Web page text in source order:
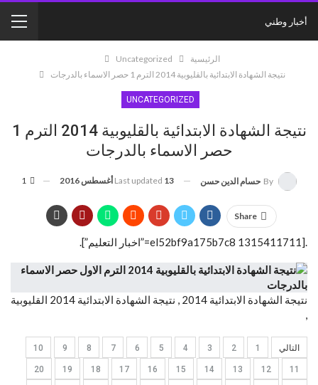
أخبار وطني
الرئيسية
Uncategorized
نتيجة الشهادة الابتدائية بالقليوبية 2014 الترم 1 حصر الاسماء بالدرجات
UNCATEGORIZED
نتيجة الشهادة الابتدائية بالقليوبية 2014 الترم 1
حصر الاسماء بالدرجات
By حسام الدين حسن Last updated 13 أغسطس 2016
Share
.[el52bf9a175b7c8 1315411711=”اخبار التعليم”].
نتيجة الشهادة الابتدائية 2014 , نتيجة الشهادة الابتدائية 2014 القليوبية
,
التالي 1
2
3
4
5
6
7
8
9
10
11
12
13
14
15
16
17
18
19
20